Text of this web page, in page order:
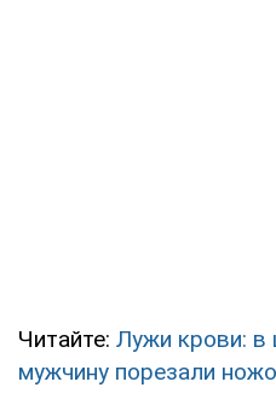
Читайте: Лужи крови: в
мужчину порезали